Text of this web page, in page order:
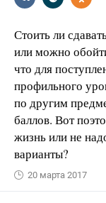
Стоить ли
или можно
что для
профильного
по другим
баллов. Вот
жизнь или не
варианты?
20 марта 2017